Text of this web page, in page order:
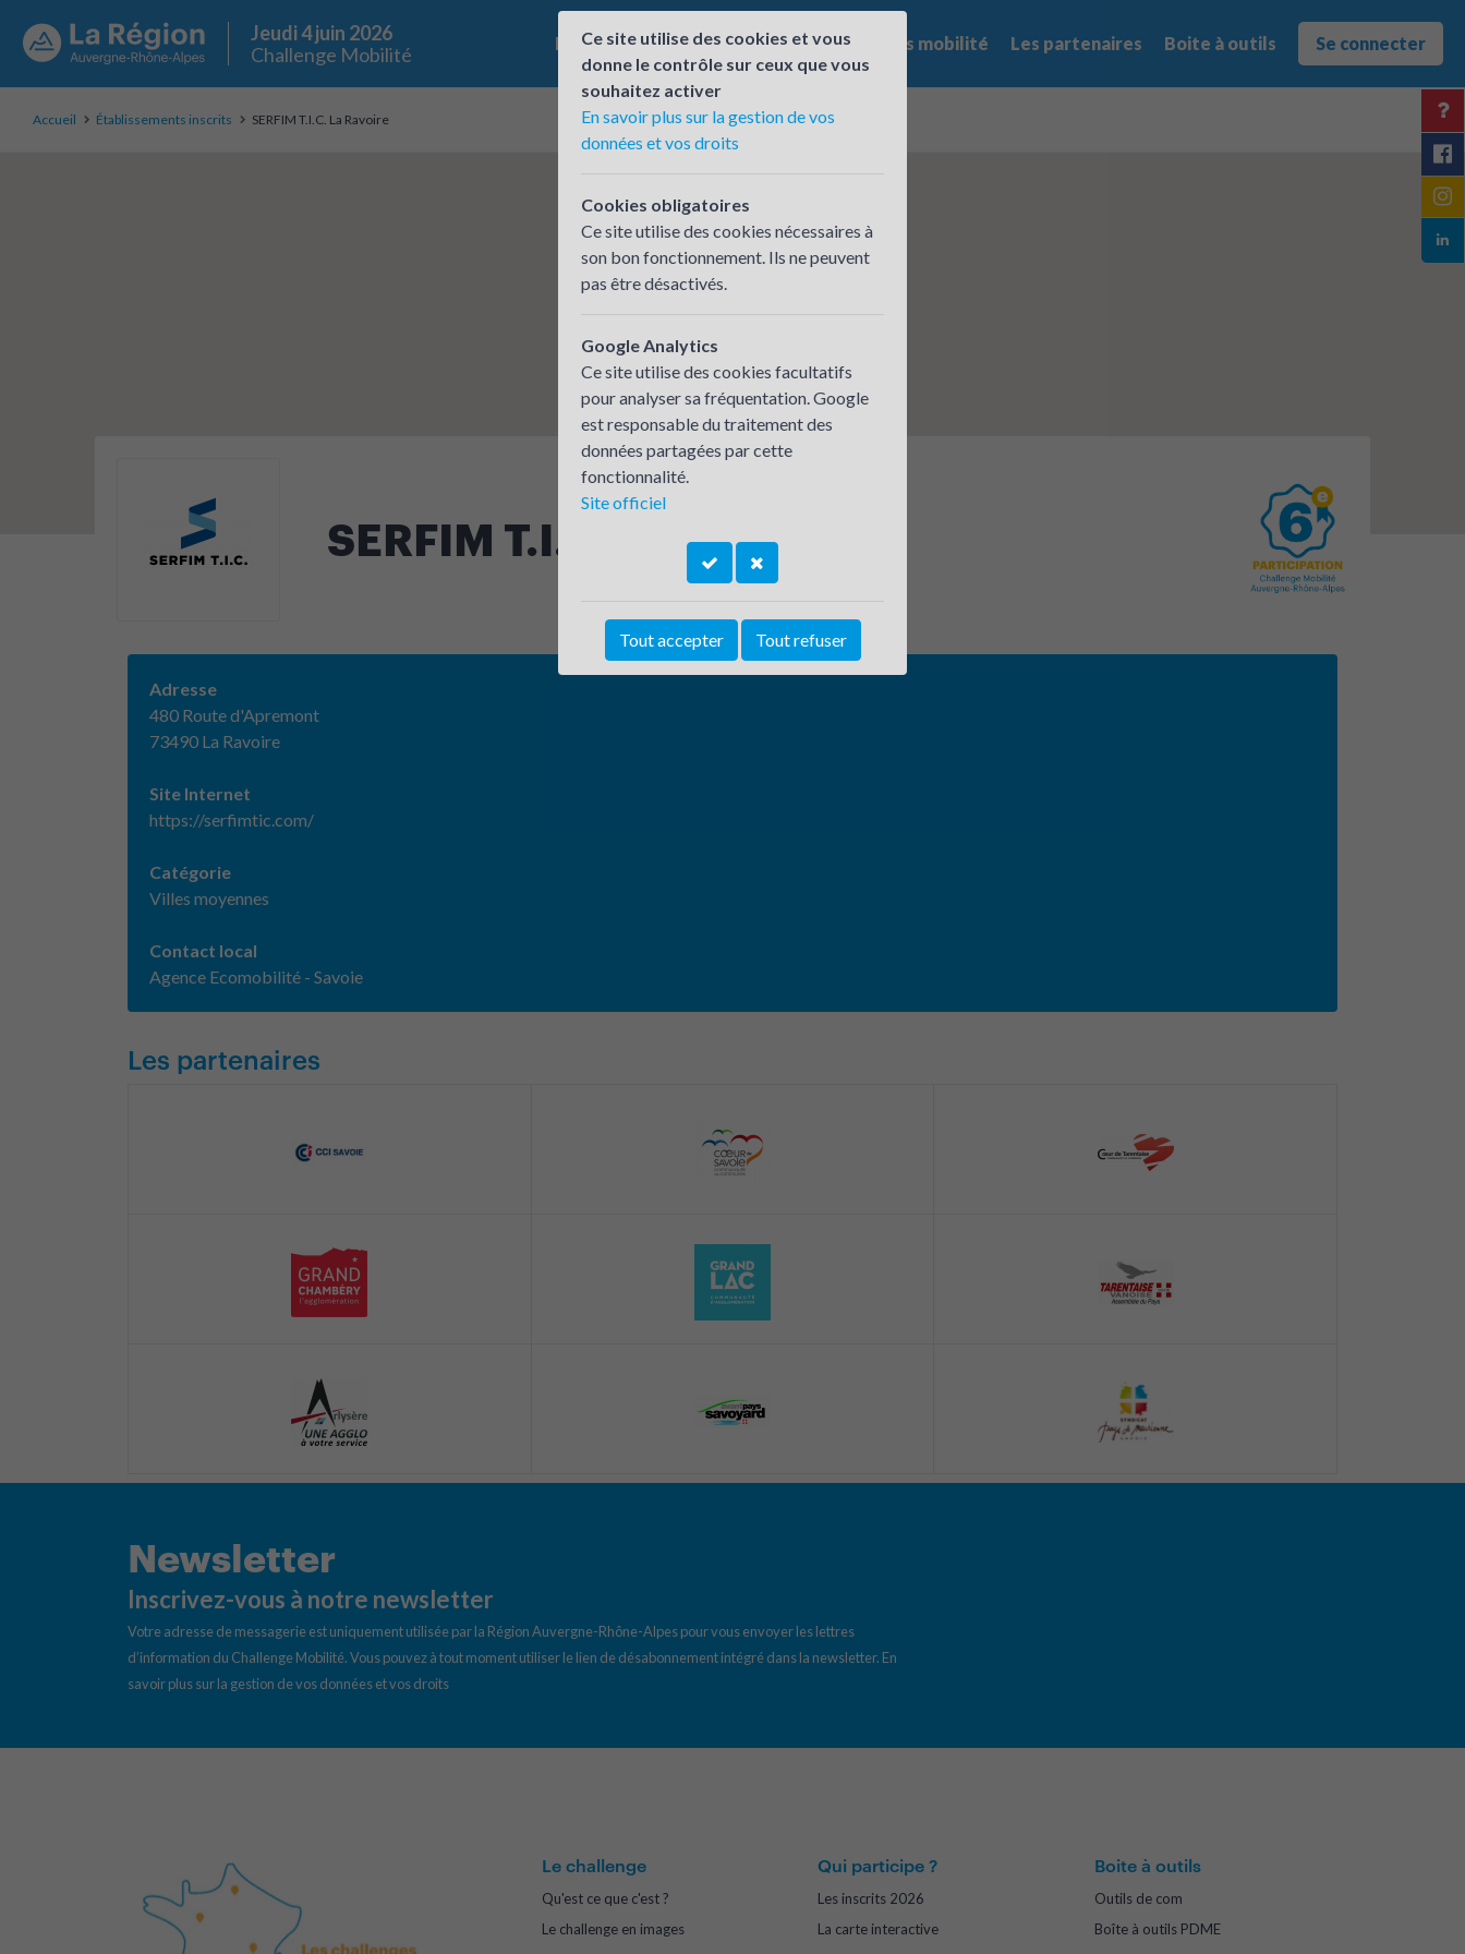
Jeudi 4 juin 2026
Challenge Mobilité
Le challenge Qui participe ? Les offres mobilité Les partenaires Boite à outils Se connecter
Accueil Établissements inscrits SERFIM T.I.C. La Ravoire
SERFIM T.I.C. La Ravoire
Adresse
480 Route d'Apremont
73490 La Ravoire
Site Internet
https://serfimtic.com/
Catégorie
Villes moyennes
Contact local
Agence Ecomobilité - Savoie
Les partenaires
Newsletter
Inscrivez-vous à notre newsletter
Votre adresse de messagerie est uniquement utilisée par la Région Auvergne-Rhône-Alpes pour vous envoyer les lettres
d’information du Challenge Mobilité. Vous pouvez à tout moment utiliser le lien de désabonnement intégré dans la newsletter. En
savoir plus sur la gestion de vos données et vos droits
Le challenge
Qu'est ce que c'est ?
Le challenge en images
Qui participe ?
Les inscrits 2026
La carte interactive
Boite à outils
Outils de com
Boîte à outils PDME
Ce site utilise des cookies et vous
donne le contrôle sur ceux que vous
souhaitez activer
En savoir plus sur la gestion de vos
données et vos droits
Cookies obligatoires
Ce site utilise des cookies nécessaires à
son bon fonctionnement. Ils ne peuvent
pas être désactivés.
Google Analytics
Ce site utilise des cookies facultatifs
pour analyser sa fréquentation. Google
est responsable du traitement des
données partagées par cette
fonctionnalité.
Site officiel
Tout accepter Tout refuser